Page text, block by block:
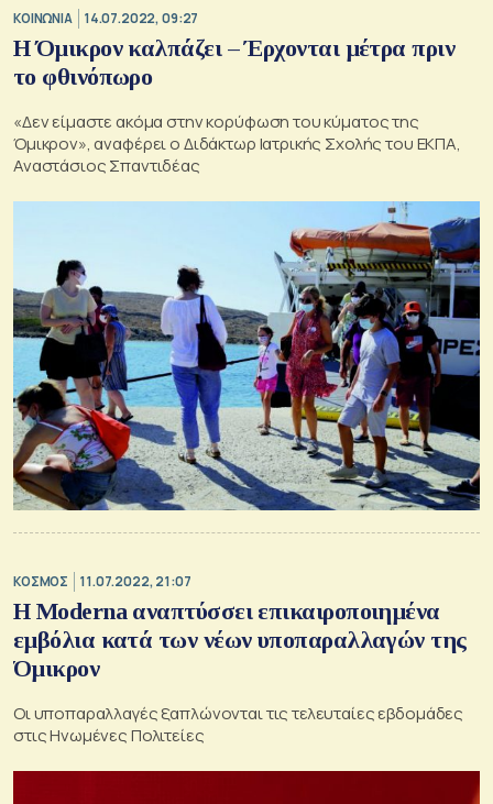
ΚΟΙΝΩΝΙΑ 14.07.2022, 09:27
Η Όμικρον καλπάζει – Έρχονται μέτρα πριν
το φθινόπωρο
«Δεν είμαστε ακόμα στην κορύφωση του κύματος της
Όμικρον», αναφέρει ο Διδάκτωρ Ιατρικής Σχολής του ΕΚΠΑ,
Αναστάσιος Σπαντιδέας
ΚΟΣΜΟΣ 11.07.2022, 21:07
Η Moderna αναπτύσσει επικαιροποιημένα
εμβόλια κατά των νέων υποπαραλλαγών της
Όμικρον
Οι υποπαραλλαγές ξαπλώνονται τις τελευταίες εβδομάδες
στις Ηνωμένες Πολιτείες